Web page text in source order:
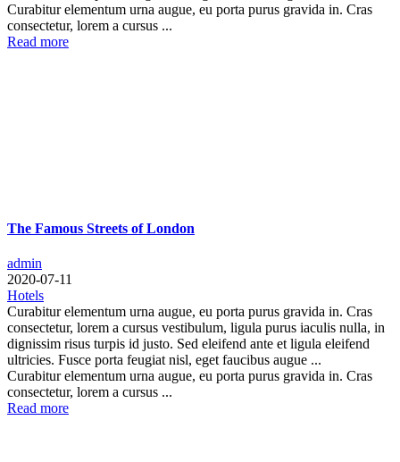
Curabitur elementum urna augue, eu porta purus gravida in. Cras
consectetur, lorem a cursus ...
Read more
The Famous Streets of London
admin
2020-07-11
Hotels
Curabitur elementum urna augue, eu porta purus gravida in. Cras
consectetur, lorem a cursus vestibulum, ligula purus iaculis nulla, in
dignissim risus turpis id justo. Sed eleifend ante et ligula eleifend
ultricies. Fusce porta feugiat nisl, eget faucibus augue ...
Curabitur elementum urna augue, eu porta purus gravida in. Cras
consectetur, lorem a cursus ...
Read more